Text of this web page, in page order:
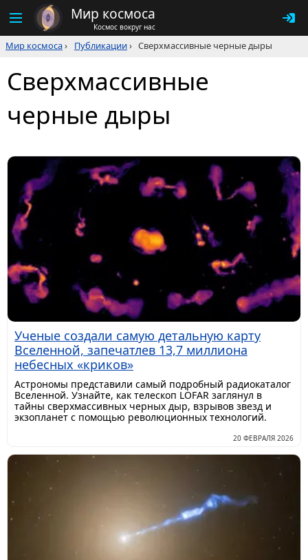
Мир космоса
Космос вокруг нас
Мир космоса› Публикации› Сверхмассивные черные дыры
Сверхмассивные
черные дыры
Ученые создали самую детальную карту
Вселенной, запечатлев 13,7 миллиона
небесных «криков»
Астрономы представили самый подробный радиокаталог
Вселенной. Узнайте, как телескоп LOFAR заглянул в
тайны сверхмассивных черных дыр, взрывов звезд и
экзопланет с помощью революционных технологий.
20 ФЕВРАЛЯ 2026